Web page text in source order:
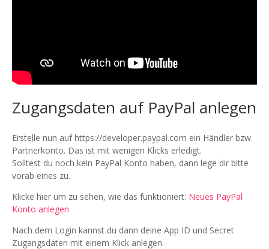
Zugangsdaten auf PayPal anlegen
Erstelle nun auf https://developer.paypal.com ein Händler bzw.
Partnerkonto. Das ist mit wenigen Klicks erledigt.
Solltest du noch kein PayPal Konto haben, dann lege dir bitte
vorab eines zu.
Klicke hier um zu sehen, wie das funktioniert: Neues PayPal
Konto anlegen
Nach dem Login kannst du dann deine App ID und Secret
Zugangsdaten mit einem Klick anlegen.